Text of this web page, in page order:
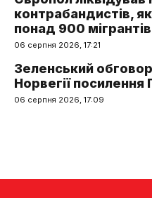
контрабандистів,
понад 900 мігрантів
06 серпня 2026, 17:21
Зеленський
Норвегії
06 серпня 2026, 17:09